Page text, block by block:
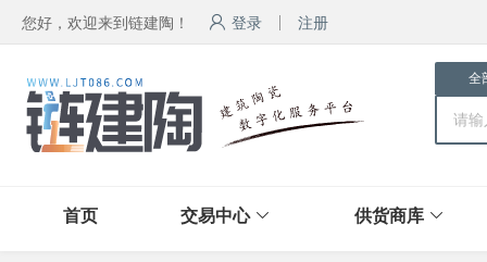
您好，欢迎来到链建陶！ 登录 注册
全
首页 交易中心 供货商库